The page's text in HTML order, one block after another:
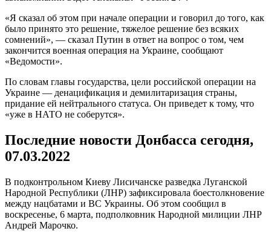
«Я сказал об этом при начале операции и говорил до того, как
было принято это решение, тяжелое решение без всяких
сомнений», — сказал Путин в ответ на вопрос о том, чем
закончится военная операция на Украине, сообщают
«Ведомости».
По словам главы государства, цели российской операции на
Украине — денацификация и демилитаризация страны,
придание ей нейтрального статуса. Он приведет к тому, что
«уже в НАТО не соберутся».
Последние новости Донбасса сегодня,
07.03.2022
В подконтрольном Киеву Лисичанске разведка Луганской
Народной Республики (ЛНР) зафиксировала боестолкновение
между нацбатами и ВС Украины. Об этом сообщил в
воскресенье, 6 марта, подполковник Народной милиции ЛНР
Андрей Марочко.